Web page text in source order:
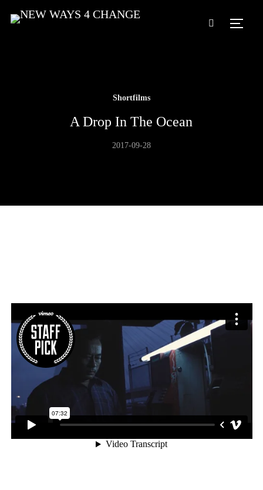
Shortfilms
A Drop In The Ocean
2017-09-28